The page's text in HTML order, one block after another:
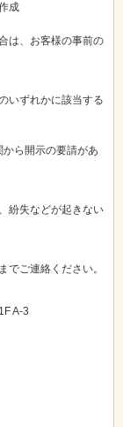
成
は、お客様の事前の
いずれかに該当する
ら開示の要請があ
紛失などが起きない
でご連絡ください。
A-3